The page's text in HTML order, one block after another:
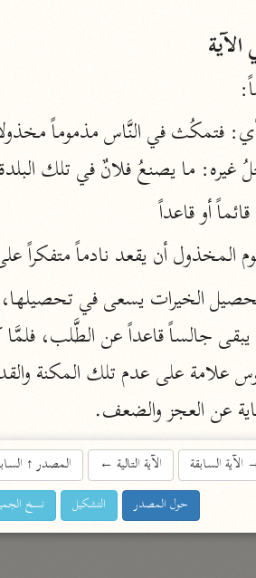
البحر المحيط
أبو حيان (٧٤٥ هـ)
نحو ١٦ مجلدًا
الواحدي (٤٦٨ هـ)
نحو ٢٢ مجلدًا
إرشاد العقل
أبو السعود (٩٨٢ هـ)
الكشاف
الزمخشري (٥٣٨ هـ)
نحو ٨ مجلدات
غيره: ما يصنعُ فلانٌ في تلك
أو قاعداً
المخذول أن يقعد نادماً متفكراً
عن العجز والضعف.
الآية السابقة الآية التالية ← المصدر↑
حول المصدر التشكيل نسخ